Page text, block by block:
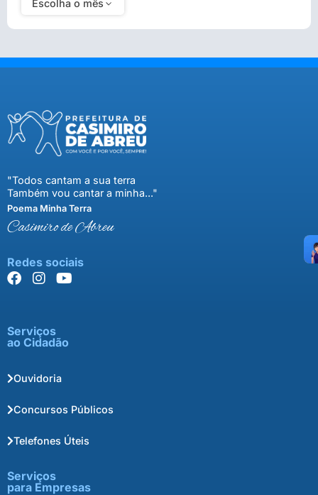
Escolha o mês
"Todos cantam a sua terra
Também vou cantar a minha..."
Poema Minha Terra
Casimiro de Abreu
Redes sociais
Serviços
ao Cidadão
Ouvidoria
Concursos Públicos
Telefones Úteis
Serviços
para Empresas